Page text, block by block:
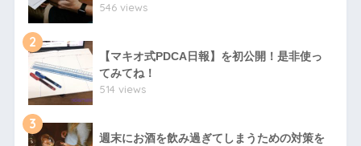
546 views
2
【マキオ式PDCA日報】を初公開！是非使っ
てみてね！
514 views
3
週末にお酒を飲み過ぎてしまうための対策を